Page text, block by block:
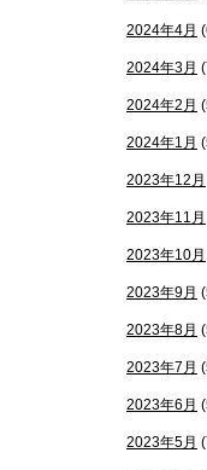
2024年4月
2024年3月
2024年2月
2024年1月
2023年12月
2023年11月
2023年10月
2023年9月
2023年8月
2023年7月
2023年6月
2023年5月